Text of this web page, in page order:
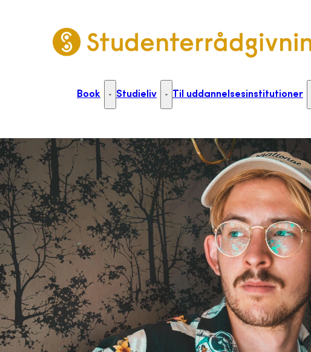
Book Book - Flere links
Studieliv Studieliv - Flere links
Til uddannelsesinstitutioner